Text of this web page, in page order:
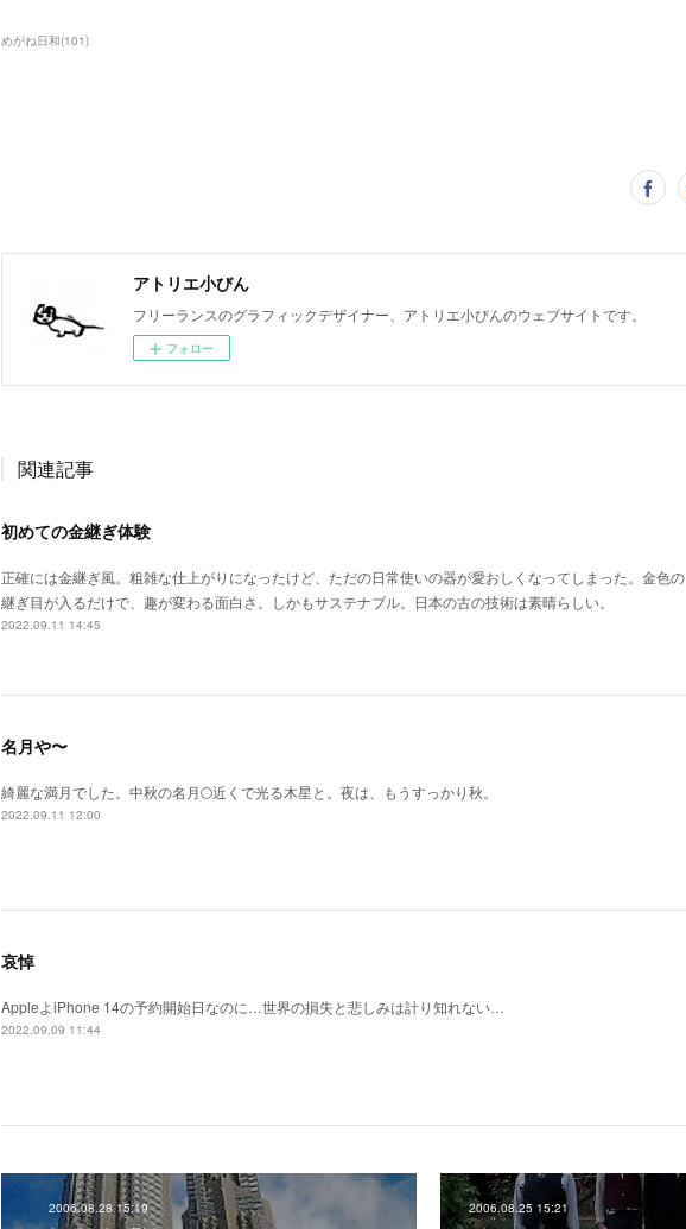
めがね日和(101)
アトリエ小びん
フリーランスのグラフィックデザイナー、アトリエ小びんのウェブサイトです。
フォロー
関連記事
初めての金継ぎ体験
正確には金継ぎ風。粗雑な仕上がりになったけど、ただの日常使いの器が愛おしくなってしまった。金色の
継ぎ目が入るだけで、趣が変わる面白さ。しかもサステナブル。日本の古の技術は素晴らしい。
2022.09.11 14:45
名月や〜
綺麗な満月でした。中秋の名月🌕近くで光る木星と。夜は、もうすっかり秋。
2022.09.11 12:00
哀悼
AppleよiPhone 14の予約開始日なのに…世界の損失と悲しみは計り知れない…
2022.09.09 11:44
2006.08.28 15:19 2006.08.25 15:21